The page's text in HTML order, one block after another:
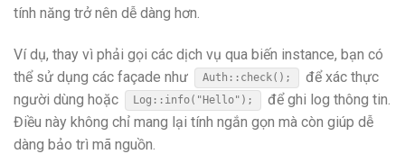
tính năng trở nên dễ dàng hơn.
Ví dụ, thay vì phải gọi các dịch vụ qua biến instance, bạn có
thể sử dụng các façade như
Auth::check();
để xác thực
người dùng hoặc
Log::info("Hello");
để ghi log thông tin.
Điều này không chỉ mang lại tính ngắn gọn mà còn giúp dễ
dàng bảo trì mã nguồn.